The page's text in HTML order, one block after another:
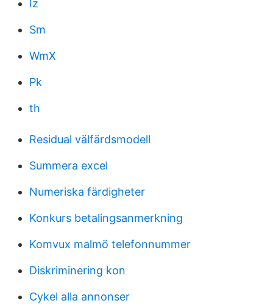
Iz
Sm
WmX
Pk
th
Residual välfärdsmodell
Summera excel
Numeriska färdigheter
Konkurs betalingsanmerkning
Komvux malmö telefonnummer
Diskriminering kon
Cykel alla annonser